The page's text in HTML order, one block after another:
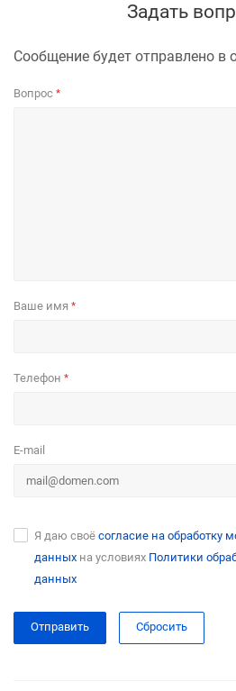
Задать
Сообщение будет отправлено в
Вопрос *
Ваше имя *
Телефон *
E-mail
Я даю своё согласие на обработку
данных на условиях Политики
данных
Сбросить